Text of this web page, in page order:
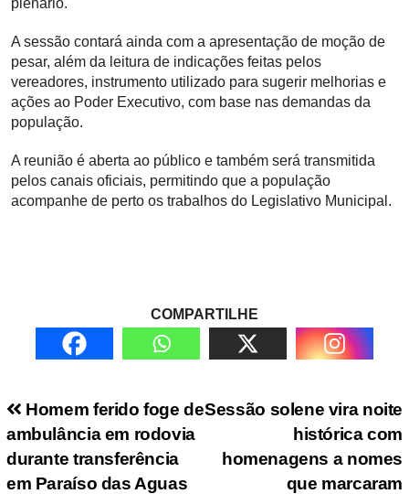
plenário.
A sessão contará ainda com a apresentação de moção de
pesar, além da leitura de indicações feitas pelos
vereadores, instrumento utilizado para sugerir melhorias e
ações ao Poder Executivo, com base nas demandas da
população.
A reunião é aberta ao público e também será transmitida
pelos canais oficiais, permitindo que a população
acompanhe de perto os trabalhos do Legislativo Municipal.
COMPARTILHE
Navegação de PostSessão solene vira noite
histórica com
homenagens a nomes
que marcaram
Homem ferido foge de
ambulância em rodovia
durante transferência
em Paraíso das Aguas